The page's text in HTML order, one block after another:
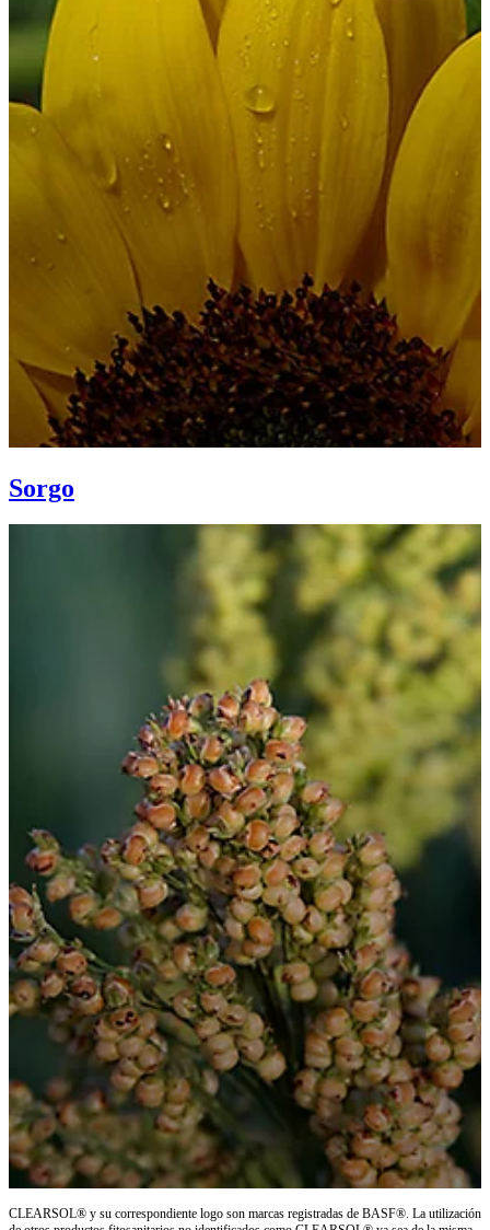
Sorgo
CLEARSOL® y su correspondiente logo son marcas registradas de BASF®. La utilización